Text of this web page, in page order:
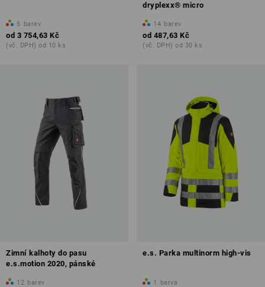
5 barev
od 3 754,63 Kč
(vč. DPH) od 10 ks
dryplexx® micro
14 barev
od 487,63 Kč
(vč. DPH) od 30 ks
Zimní kalhoty do pasu
e.s.motion 2020, pánské
12 barev
e.s. Parka multinorm high-vis
1 barva